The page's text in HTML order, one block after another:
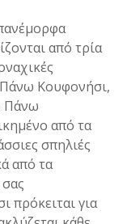
από τρία
Πάνω Κουφονήσι,
Πάνω
από τα
σπηλιές
από τα
πρόκειται για